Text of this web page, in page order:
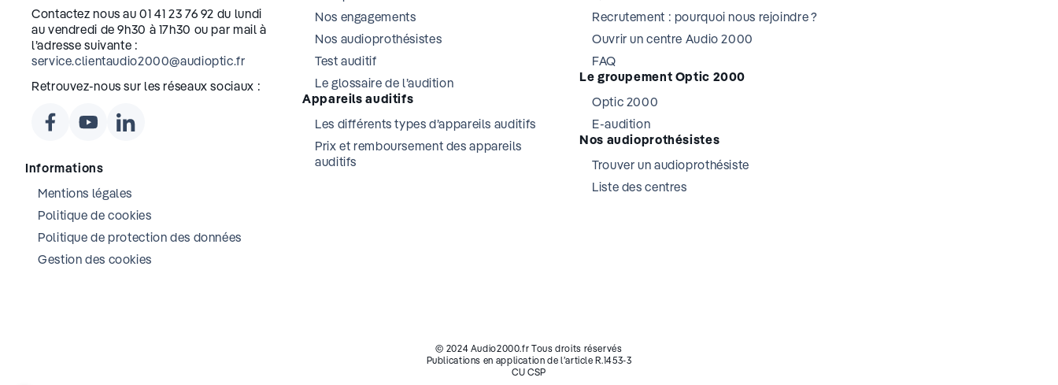
Contactez nous au 01 41 23 76 92 du lundi
au vendredi de 9h30 à 17h30 ou par mail à
l’adresse suivante :
service.clientaudio2000@audioptic.fr
Retrouvez-nous sur les réseaux sociaux :
Informations
Mentions légales
Politique de cookies
Politique de protection des données
Gestion des cookies
Nos engagements
Nos audioprothésistes
Test auditif
Le glossaire de l’audition
Appareils auditifs
Les différents types d’appareils auditifs
Prix et remboursement des appareils
auditifs
Recrutement : pourquoi nous rejoindre ?
Ouvrir un centre Audio 2000
FAQ
Le groupement Optic 2000
Optic 2000
E-audition
Nos audioprothésistes
Trouver un audioprothésiste
Liste des centres
© 2024 Audio2000.fr Tous droits réservés
Publications en application de l’article R.1453-3
CU CSP